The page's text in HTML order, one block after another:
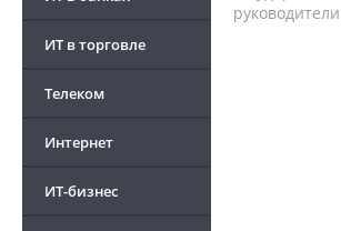
ИТ в торговле
Телеком
Интернет
ИТ-бизнес